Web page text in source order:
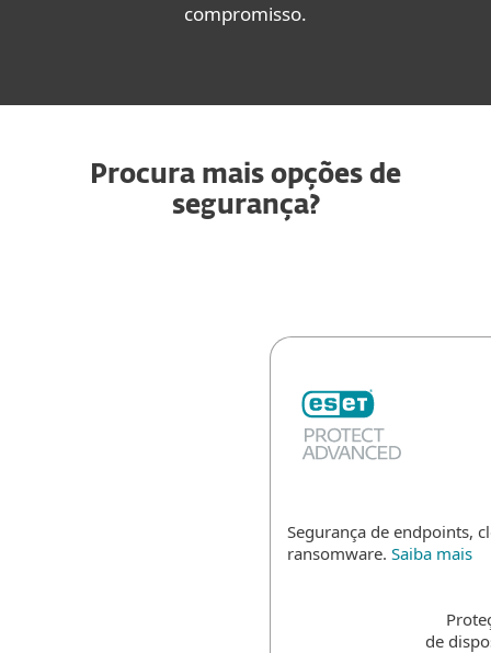
compromisso.
Procura mais opções de
segurança?
Segurança de endpoints,
ransomware.Saiba mais
de